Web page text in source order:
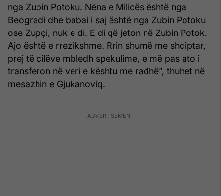
nga Zubin Potoku. Nëna e Milicës është nga
Beogradi dhe babai i saj është nga Zubin Potoku
ose Zupçi, nuk e di. E di që jeton në Zubin Potok.
Ajo është e rrezikshme. Rrin shumë me shqiptar,
prej të cilëve mbledh spekulime, e më pas ato i
transferon në veri e kështu me radhë”, thuhet në
mesazhin e Gjukanoviq.